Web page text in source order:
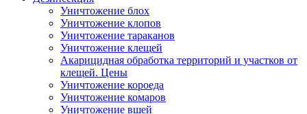
Уничтожение блох
Уничтожение клопов
Уничтожение тараканов
Уничтожение клещей
Акарицидная обработка территорий и участков от
клещей. Цены
Уничтожение короеда
Уничтожение комаров
Уничтожение вшей